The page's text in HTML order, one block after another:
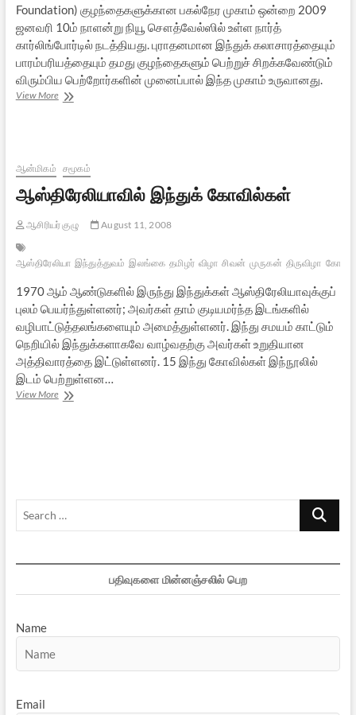
Foundation) குழந்தைகளுக்கான பகல்நேர முகாம் ஒன்றை 2009
ஜனவரி 10ம் நாளன்று நியூ சௌத்வேல்ஸில் உள்ள நார்த்
கார்லிங்போர்டில் நடத்தியது. புராதனமான இந்துக் கலாசாரத்தையும்
பாரம்பரியத்தையும் தமது குழந்தைகளும் பெற்றுச் சிறக்கவேண்டும்
விரும்பிய பெற்றோர்களின் முனைப்பால் இந்த முகாம் உருவானது.
View Moreஆஸ்திரேலிய
ஆன்மிகம் சமூகம்
ஆஸ்திரேலியாவில் இந்துக் கோவில்கள்
ஆசிரியர் குழு August 11, 2008
ஆஸ்திரேலியா இந்துத்துவம் இலங்கை தமிழர் விழா சிவன் முருகன் திருவிழா கோயில்
1970 ஆம் ஆண்டுகளில் இருந்து இந்துக்கள் ஆஸ்திரேலியாவுக்குப்
புலம் பெயர்ந்துள்ளனர்; அவர்கள் தாம் குடியமர்ந்த இடங்களில்
வழிபாட்டுத்தலங்களையும் அமைத்துள்ளனர். இந்து சமயம் காட்டும்
நெறியில் இந்துக்களாகவே வாழ்வதற்கு அவர்கள் உறுதியான
அத்திவாரத்தை இட்டுள்ளனர். 15 இந்து கோவில்கள் இந்நூலில்
இடம் பெற்றுள்ளன…
View Moreஆஸ்திரேலியாவில்
Search
பதிவுகளை மின்னஞ்சலில் பெற
Name
Email